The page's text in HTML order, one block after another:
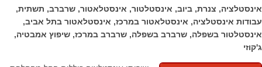
אינסטלציה, צנרת, ביוב, אינסטלטור, אינסטלאטור, שרברב, תשתית,
עבודות אינסטלציה, אינסטלאטור במרכז, אינסטלאטור בתל אביב,
אינסטלטור בשפלה, שרברב בשפלה, שרברב במרכז, שיפוץ אמבטיה,
ג'קוזי